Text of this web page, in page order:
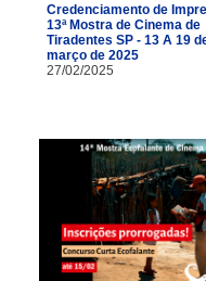
Credenciamento de
13ª Mostra de Cinema de
Tiradentes SP - 13 A 19
março de 2025
27/02/2025